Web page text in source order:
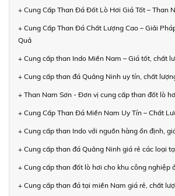
+ Cung Cấp Than Đá Đốt Lò Hơi Giá Tốt – Than
+ Cung Cấp Than Đá Chất Lượng Cao – Giải
Quả
+ Cung cấp than Indo Miền Nam – Giá tốt, chất
+ Cung cấp than đá Quảng Ninh uy tín, chất
+ Than Nam Sơn - Đơn vị cung cấp than đốt lò
+ Cung Cấp Than Đá Miền Nam Uy Tín – Chất
+ Cung cấp than Indo với nguồn hàng ổn định,
+ Cung cấp than đá Quảng Ninh giá rẻ các loại
+ Cung cấp than đốt lò hơi cho khu công nghiệp
+ Cung cấp than đá tại miền Nam giá rẻ, chất